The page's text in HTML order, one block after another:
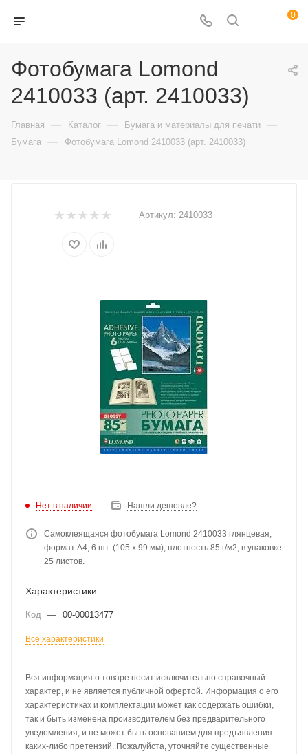
0
Фотобумага Lomond
2410033 (арт. 2410033)
Главная — Каталог — Бумага и материалы для печати —
Бумага — Фотобумага Lomond 2410033 (арт. 2410033)
Артикул: 2410033
Нет в наличии Нашли дешевле?
Самоклеящаяся фотобумага Lomond 2410033 глянцевая,
формат A4, 6 шт. (105 x 99 мм), плотность 85 г/м2, в упаковке
25 листов.
Характеристики
Код — 00-00013477
Все характеристики
Вся информация о товаре носит исключительно справочный
характер, и не является публичной офертой. Информация о его
характеристиках и комплектации может как содержать ошибки,
так и быть изменена производителем без предварительного
уведомления, и не может быть основанием для предъявления
каких-либо претензий. Пожалуйста, уточняйте существенные